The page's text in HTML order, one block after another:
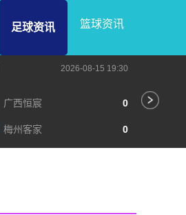
足球资讯 篮球资讯
2026-08-15 19:30
广西恒宸 0
梅州客家 0